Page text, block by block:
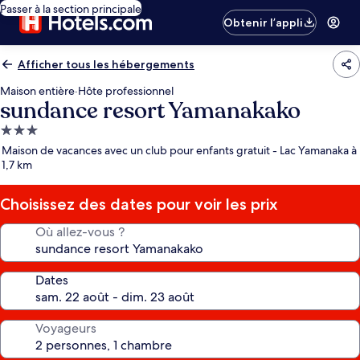
Passer à la section principale
Obtenir l’appli
Afficher tous les hébergements
Maison entière·Hôte professionnel
sundance resort Yamanakako
Hébergement
3.0 étoiles
Maison de vacances avec un club pour enfants gratuit - Lac Yamanaka à
1,7 km
Choisissez des dates pour voir les prix
Où allez-vous ?
Dates
Voyageurs